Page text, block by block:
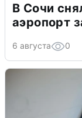
В Сочи
аэропорт
6 августа 0